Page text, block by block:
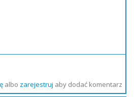
albo zarejestruj aby dodać komentarz